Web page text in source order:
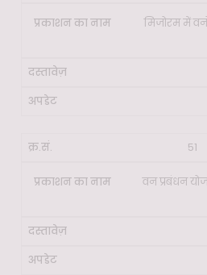
मिजोरम में
51
वन प्रबंधन